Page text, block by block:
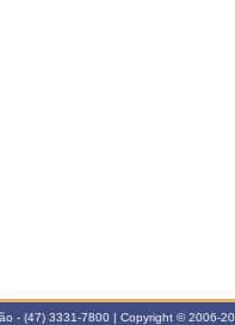
- (47) 3331-7800 | Copyright © 2006-